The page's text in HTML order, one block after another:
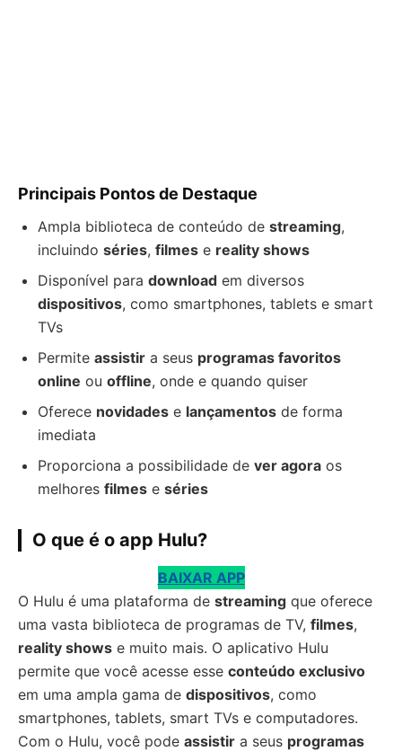
Principais Pontos de Destaque
Ampla biblioteca de conteúdo de streaming,
incluindo séries, filmes e reality shows
Disponível para download em diversos
dispositivos, como smartphones, tablets e smart
TVs
Permite assistir a seus programas favoritos
online ou offline, onde e quando quiser
Oferece novidades e lançamentos de forma
imediata
Proporciona a possibilidade de ver agora os
melhores filmes e séries
O que é o app Hulu?
BAIXAR APP
O Hulu é uma plataforma de streaming que oferece
uma vasta biblioteca de programas de TV, filmes,
reality shows e muito mais. O aplicativo Hulu
permite que você acesse esse conteúdo exclusivo
em uma ampla gama de dispositivos, como
smartphones, tablets, smart TVs e computadores.
Com o Hulu, você pode assistir a seus programas